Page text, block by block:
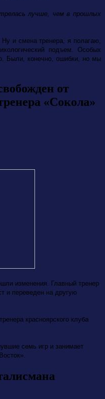
лучше, чем в прошлых
и смена тренера, я полагаю,
подъем. Особых
Были, конечно, ошибки, но мы
от
«Сокола»
изменения. Главный тренер
и переведен на другую
красноярского клуба
семь игр и занимает